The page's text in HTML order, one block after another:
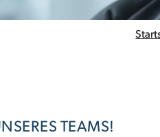
TEAMS!